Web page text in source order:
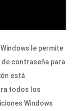
le permite
contraseña para
está
todos los
Windows